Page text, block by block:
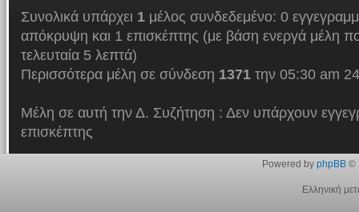
Συνολικά υπάρχει 1μέλος συνδεδεμένο: 0
απόκρυψη και 1 επισκέπτης (με βάση ενεργά μέλη
τελευταία 5 λεπτά)
Περισσότερα μέλη σε σύνδεση 1371την 05:30 am
Μέλη σε αυτή την Δ. Συζήτηση : Δεν υπάρχουν
επισκέπτης
Powered by phpBB©
Ελληνική